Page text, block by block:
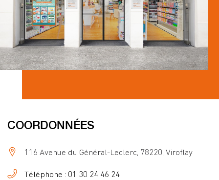
COORDONNÉES
116 Avenue du Général-Leclerc, 78220, Viroflay
Téléphone : 01 30 24 46 24